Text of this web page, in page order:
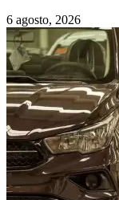
6 agosto, 2026